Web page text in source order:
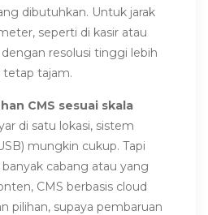
dibutuhkan. Untuk jarak
seperti di kasir atau
resolusi tinggi lebih
tetap tajam.
CMS sesuai skala
di satu lokasi, sistem
mungkin cukup. Tapi
cabang atau yang
CMS berbasis cloud
pilihan, supaya pembaruan